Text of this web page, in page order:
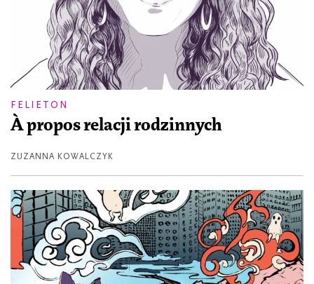
FELIETON
À propos relacji rodzinnych
ZUZANNA KOWALCZYK